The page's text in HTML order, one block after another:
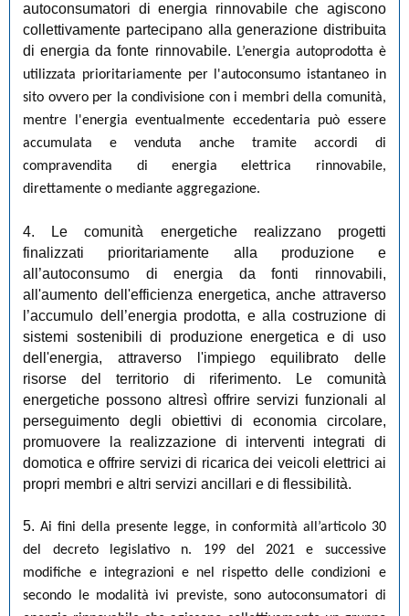
autoconsumatori di energia rinnovabile che agiscono
collettivamente partecipano alla generazione distribuita
di energia da fonte rinnovabile. L’energia autoprodotta è
utilizzata prioritariamente per l'autoconsumo istantaneo in
sito ovvero per la condivisione con i membri della comunità,
mentre l'energia eventualmente eccedentaria può essere
accumulata e venduta anche tramite accordi di
compravendita di energia elettrica rinnovabile,
direttamente o mediante aggregazione.
4. Le comunità energetiche realizzano progetti
finalizzati prioritariamente alla produzione e
all’autoconsumo di energia da fonti rinnovabili,
all'aumento dell'efficienza energetica, anche attraverso
l’accumulo dell’energia prodotta, e alla costruzione di
sistemi sostenibili di produzione energetica e di uso
dell'energia, attraverso l'impiego equilibrato delle
risorse del territorio di riferimento. Le comunità
energetiche possono altresì offrire servizi funzionali al
perseguimento degli obiettivi di economia circolare,
promuovere la realizzazione di interventi integrati di
domotica e offrire servizi di ricarica dei veicoli elettrici ai
propri membri e altri servizi ancillari e di flessibilità.
5. Ai fini della presente legge, in conformità all’articolo 30
del decreto legislativo n. 199 del 2021 e successive
modifiche e integrazioni e nel rispetto delle condizioni e
secondo le modalità ivi previste, sono autoconsumatori di